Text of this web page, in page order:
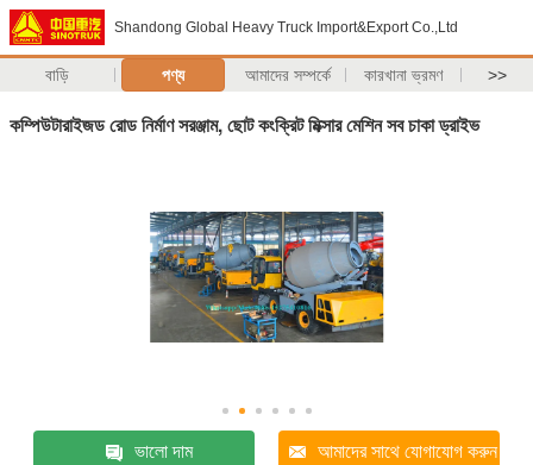
Shandong Global Heavy Truck Import&Export Co.,Ltd
বাড়ি পণ্য আমাদের সম্পর্কে কারখানা ভ্রমণ >>
কম্পিউটারাইজড রোড নির্মাণ সরঞ্জাম, ছোট কংক্রিট মিক্সার মেশিন সব চাকা ড্রাইভ
ভালো দাম আমাদের সাথে যোগাযোগ করুন